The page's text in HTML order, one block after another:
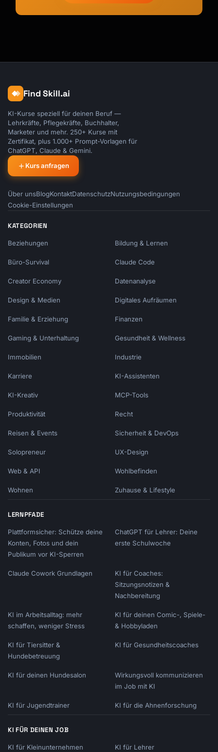
Find Skill.ai
KI-Kurse speziell für deinen Beruf —
Lehrkräfte, Pflegekräfte, Buchhalter,
Marketer und mehr. 250+ Kurse mit
Zertifikat, plus 1.000+ Prompt-Vorlagen für
ChatGPT, Claude & Gemini.
Kurs anfragen
Über unsBlogKontaktDatenschutzNutzungsbedingungen
Cookie-Einstellungen
KATEGORIEN
Beziehungen Bildung & Lernen
Büro-Survival Claude Code
Creator Economy Datenanalyse
Design & Medien Digitales Aufräumen
Familie & Erziehung Finanzen
Gaming & Unterhaltung Gesundheit & Wellness
Immobilien Industrie
Karriere KI-Assistenten
KI-Kreativ MCP-Tools
Produktivität Recht
Reisen & Events Sicherheit & DevOps
Solopreneur UX-Design
Web & API Wohlbefinden
Wohnen Zuhause & Lifestyle
LERNPFADE
Plattformsicher: Schütze deine
Konten, Fotos und dein
Publikum vor KI-Sperren
ChatGPT für Lehrer: Deine
erste Schulwoche
Claude Cowork Grundlagen
KI für Coaches:
Sitzungsnotizen &
Nachbereitung
KI im Arbeitsalltag: mehr
schaffen, weniger Stress
KI für deinen Comic-, Spiele-
& Hobbyladen
KI für Tiersitter &
Hundebetreuung
KI für Gesundheitscoaches
KI für deinen Hundesalon
Wirkungsvoll kommunizieren
im Job mit KI
KI für Jugendtrainer KI für die Ahnenforschung
KI FÜR DEINEN JOB
KI für Kleinunternehmen KI für Lehrer